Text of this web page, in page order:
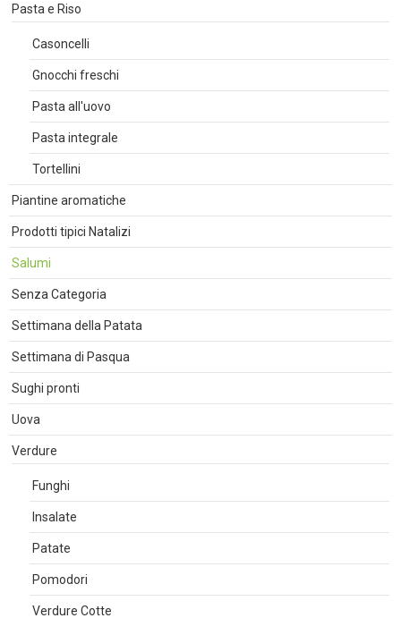
Pasta e Riso
Casoncelli
Gnocchi freschi
Pasta all'uovo
Pasta integrale
Tortellini
Piantine aromatiche
Prodotti tipici Natalizi
Salumi
Senza Categoria
Settimana della Patata
Settimana di Pasqua
Sughi pronti
Uova
Verdure
Funghi
Insalate
Patate
Pomodori
Verdure Cotte